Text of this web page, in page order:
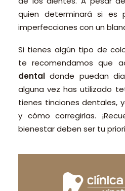
quien determinará si es
imperfecciones con un
Si tienes algún tipo de
te recomendamos que
dental donde puedan
alguna vez has utilizado
tienes tinciones dentales,
y cómo corregirlas.
bienestar deben ser tu